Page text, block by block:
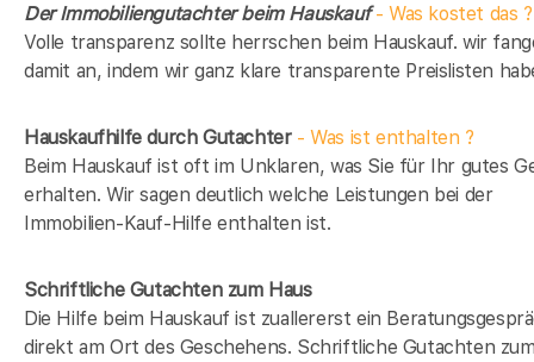
Der Immobiliengutachter beim Hauskauf- Was kostet das ?
Volle transparenz sollte herrschen beim Hauskauf. wir
damit an, indem wir ganz klare transparente Preislisten
Hauskaufhilfe durch Gutachter- Was ist enthalten ?
Beim Hauskauf ist oft im Unklaren, was Sie für Ihr gutes
erhalten. Wir sagen deutlich welche Leistungen bei der
Immobilien-Kauf-Hilfe enthalten ist.
Schriftliche Gutachten zum Haus
Die Hilfe beim Hauskauf ist zuallererst ein
direkt am Ort des Geschehens. Schriftliche Gutachten